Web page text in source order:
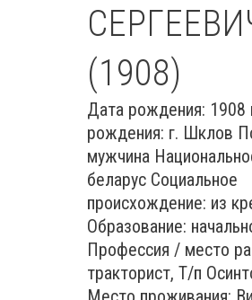
(1908)
Дата рождения: 1908
рождения: г. Шклов
мужчина
беларус Социальное
происхождение: из
Образование:
Профессия / место
тракторист, Т/п